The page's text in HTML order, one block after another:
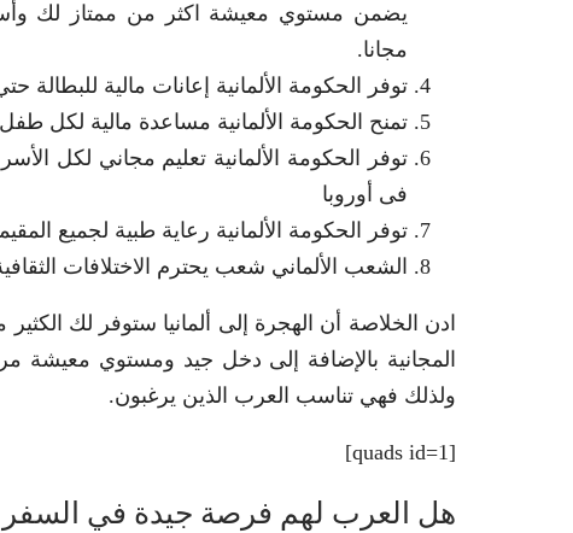
يضمن مستوي معيشة اكثر من ممتاز لك
مجانا.
توفر الحكومة الألمانية إعانات مالية
تمنح الحكومة الألمانية مساعدة مالية لكل
توفر الحكومة الألمانية تعليم مجاني لكل
فى أوروبا
توفر الحكومة الألمانية رعاية طبية لجميع
الشعب الألماني شعب يحترم الاختلافات
ادن الخلاصة أن الهجرة إلى ألمانيا ستوفر لك الكثير
المجانية بالإضافة إلى دخل جيد ومستوي معيشة
ولذلك فهي تناسب العرب الذين يرغبون.
[quads id=1]
هل العرب لهم فرصة جيدة في السفر